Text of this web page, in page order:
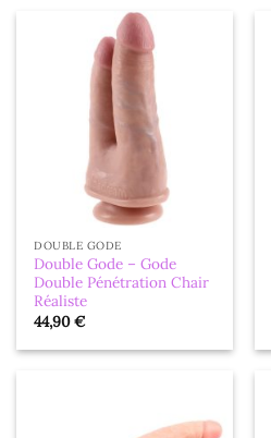
DOUBLE GODE
Double Gode – Gode
Double Pénétration Chair
Réaliste
44,90€